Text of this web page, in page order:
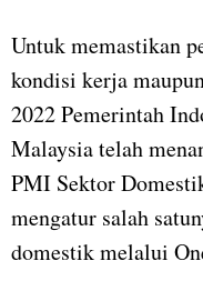
Untuk memastikan
kondisi kerja
2022 Pemerintah
Malaysia telah
PMI Sektor
mengatur salah
domestik melalui